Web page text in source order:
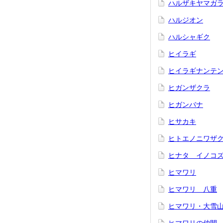
ハルザキヤマガ
ハルジオン
ハルシャギク
ヒイラギ
ヒイラギナンテン
ヒガンザクラ
ヒガンバナ
ヒサカキ
ヒトエノニワザ
ヒナタ イノコ
ヒマワリ
ヒマワリ 八重
ヒマワリ・大雪山